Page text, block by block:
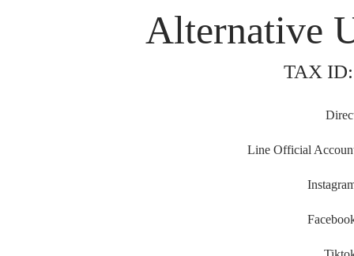
Alternative
TAX
Line Official